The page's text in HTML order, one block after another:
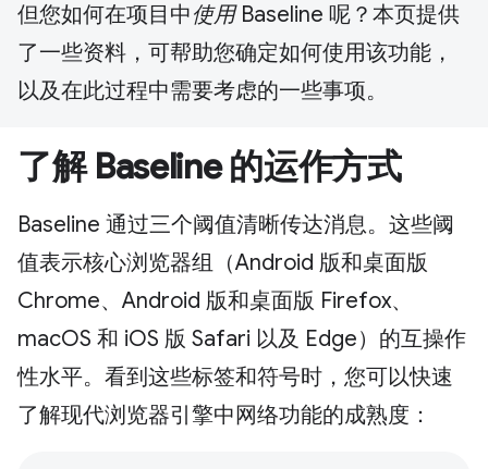
但您如何在项目中使用Baseline 呢？本页提供
了一些资料，可帮助您确定如何使用该功能，
以及在此过程中需要考虑的一些事项。
了解 Baseline 的运作方式
Baseline 通过三个阈值清晰传达消息。这些阈
值表示核心浏览器组（Android 版和桌面版
Chrome、Android 版和桌面版 Firefox、
macOS 和 iOS 版 Safari 以及 Edge）的互操作
性水平。看到这些标签和符号时，您可以快速
了解现代浏览器引擎中网络功能的成熟度：